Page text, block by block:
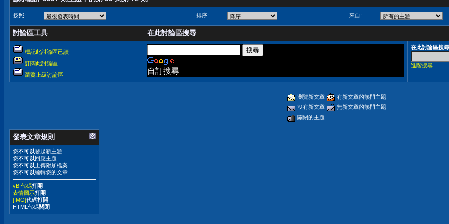
按照: 排序: 來自:
討論區工具 在此討論區搜尋
標記此討論區已讀
訂閱此討論區
瀏覽上級討論區
自訂搜尋
在此討論區搜尋
進階搜尋
瀏覽新文章
有新文章的熱門主題
沒有新文章
無新文章的熱門主題
關閉的主題
發表文章規則
您不可以發起新主題
您不可以回應主題
您不可以 上傳附加檔案
您不可以編輯您的文章
vB 代碼打開
表情圖示打開
[IMG]代碼打開
HTML代碼關閉